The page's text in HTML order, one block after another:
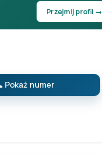
Przejmij profil →
Pokaż numer